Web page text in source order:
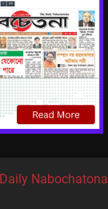
Daily Nabochatona